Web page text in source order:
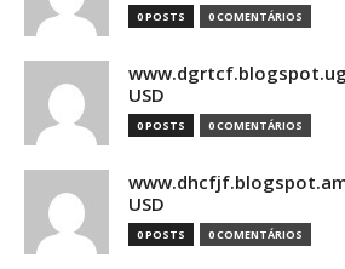
0 POSTS 0 COMENTÁRIOS
www.dgrtcf.blogspot.ug
USD
0 POSTS 0 COMENTÁRIOS
www.dhcfjf.blogspot.am
USD
0 POSTS 0 COMENTÁRIOS